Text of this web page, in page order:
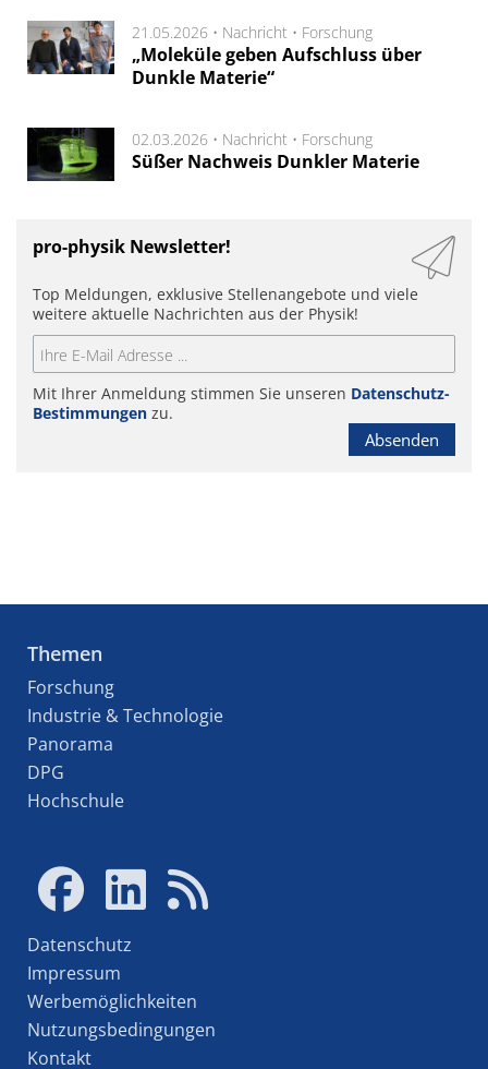
21.05.2026 • Nachricht • Forschung
„Moleküle geben Aufschluss über
Dunkle Materie“
02.03.2026 • Nachricht • Forschung
Süßer Nachweis Dunkler Materie
pro-physik Newsletter!
Top Meldungen, exklusive Stellenangebote und viele
weitere aktuelle Nachrichten aus der Physik!
Mit Ihrer Anmeldung stimmen Sie unseren Datenschutz-
Bestimmungen zu.
Absenden
Themen
Forschung
Industrie & Technologie
Panorama
DPG
Hochschule
Datenschutz
Impressum
Werbemöglichkeiten
Nutzungsbedingungen
Kontakt